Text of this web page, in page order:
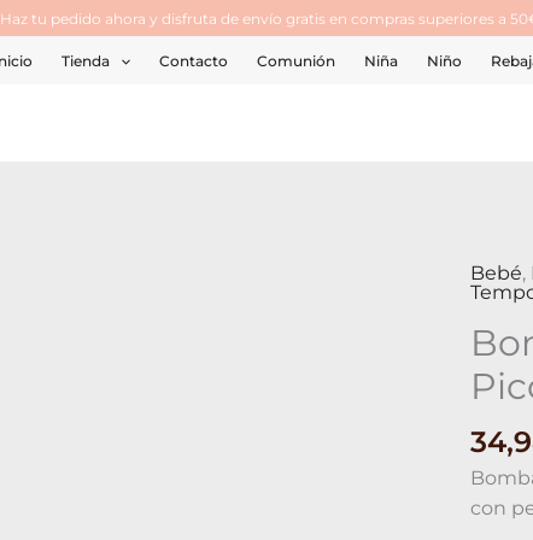
tu pedido ahora y disfruta de envío gratis en compras superiores a
Tienda Contacto Comunión Niña Niño
Bebé,
con
Tutto
perritos